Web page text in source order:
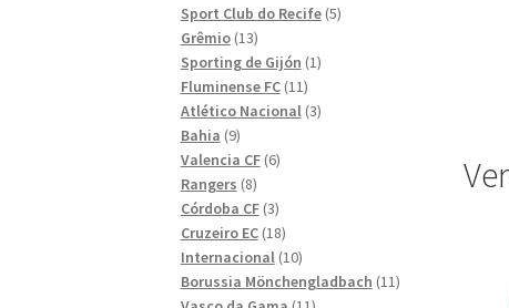
produkter
Sport Club do Recife 55
Grêmio 1313
produkter
Sporting de Gijón 11
Fluminense FC 1111
produkter
Atlético Nacional 33
Bahia 99
produkter
Valencia CF 66
Rangers 88
produkter
Córdoba CF 33
produkter
Cruzeiro EC 1818
produkter
Internacional 1010
produkter
Borussia Mönchengladbach 1111